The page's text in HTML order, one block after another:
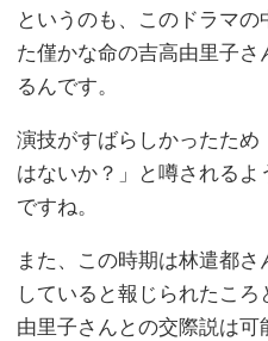
というのも、このドラマ
た僅かな命の吉高由里子
るんです。
演技がすばらしかったた
はないか？」と噂されるよ
ですね。
また、この時期は林遣都
していると報じられたこ
由里子さんとの交際説は